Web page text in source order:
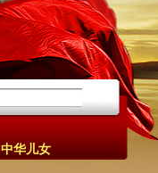
中华儿女